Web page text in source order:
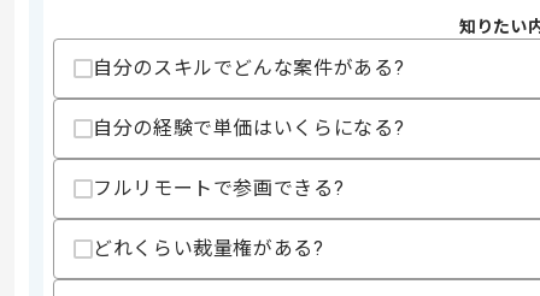
ベンダーコントロー
特徴
参画実績あり , 20代活
スキル
・ヘルスケア領域におけるプロダクト開
・システムアーキテクチャ設計経験
・外販可能なシステム開発またはAPI連
知りたい
自分のスキルでどんな案件がある?
自分の経験で単価はいくらになる?
フルリモートで参画できる?
どれくらい裁量権がある?